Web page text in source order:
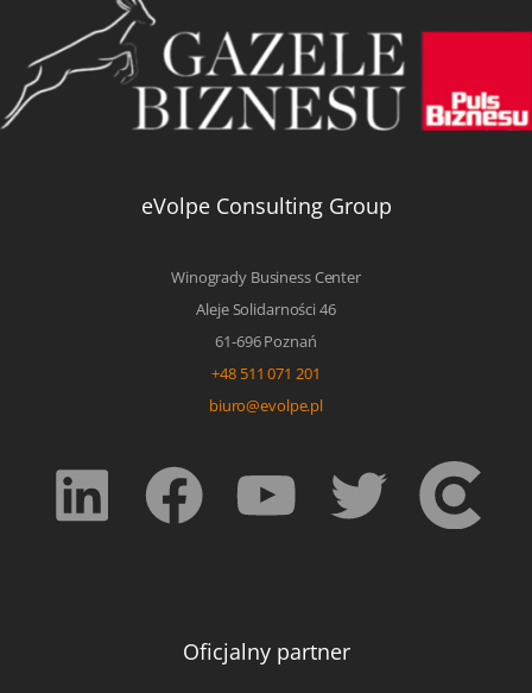
eVolpe Consulting Group
Winogrady Business Center
Aleje Solidarności 46
61-696 Poznań
+48 511 071 201
biuro@evolpe.pl
Oficjalny partner